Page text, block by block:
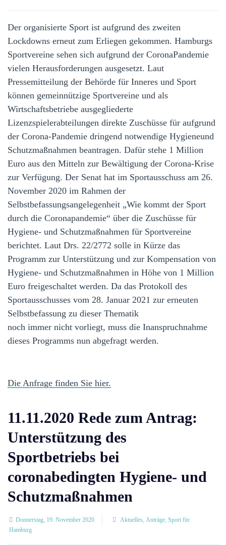
Der organisierte Sport ist aufgrund des zweiten
Lockdowns erneut zum Erliegen gekommen. Hamburgs
Sportvereine sehen sich aufgrund der CoronaPandemie
vielen Herausforderungen ausgesetzt. Laut
Pressemitteilung der Behörde für Inneres und Sport
können gemeinnützige Sportvereine und als
Wirtschaftsbetriebe ausgegliederte
Lizenzspielerabteilungen direkte Zuschüsse für aufgrund
der Corona-Pandemie dringend notwendige Hygieneund
Schutzmaßnahmen beantragen. Dafür stehe 1 Million
Euro aus den Mitteln zur Bewältigung der Corona-Krise
zur Verfügung. Der Senat hat im Sportausschuss am 26.
November 2020 im Rahmen der
Selbstbefassungsangelegenheit „Wie kommt der Sport
durch die Coronapandemie“ über die Zuschüsse für
Hygiene- und Schutzmaßnahmen für Sportvereine
berichtet. Laut Drs. 22/2772 solle in Kürze das
Programm zur Unterstützung und zur Kompensation von
Hygiene- und Schutzmaßnahmen in Höhe von 1 Million
Euro freigeschaltet werden. Da das Protokoll des
Sportausschusses vom 28. Januar 2021 zur erneuten
Selbstbefassung zu dieser Thematik
noch immer nicht vorliegt, muss die Inanspruchnahme
dieses Programms nun abgefragt werden.
Die Anfrage finden Sie hier.
11.11.2020 Rede zum Antrag:
Unterstützung des
Sportbetriebs bei
coronabedingten Hygiene- und
Schutzmaßnahmen
Donnerstag, 19. November 2020 Aktuelles, Anträge, Sport für
Hamburg